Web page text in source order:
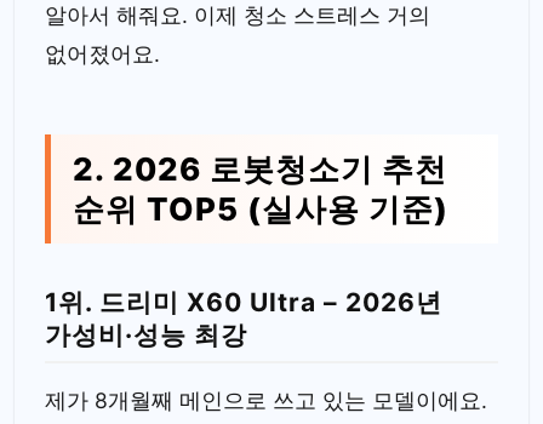
알아서 해줘요. 이제 청소 스트레스 거의
없어졌어요.
2. 2026 로봇청소기 추천
순위 TOP5 (실사용 기준)
1위. 드리미 X60 Ultra – 2026년
가성비·성능 최강
제가 8개월째 메인으로 쓰고 있는 모델이에요.